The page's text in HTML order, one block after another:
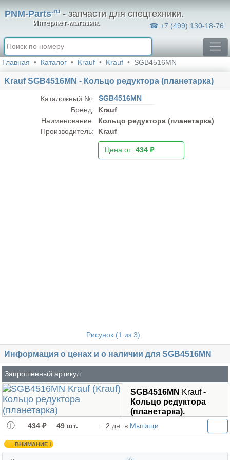
PNM-Parts.ru- запчасти для спецтехники.
Интернет-магазин. ☎ +7 (499) 130-18-76
Главная Каталог Krauf Krauf SGB4516MN
Krauf SGB4516MN - Кольцо редуктора (планетарка)
Каталожный №:
SGB4516MN
Бренд:
Krauf
Наименование:
Кольцо редуктора (планетарка)
Производитель:
Krauf
Цена от:434 ₽
Рисунок (1 из 3):
Информация о ценах и о наличии для SGB4516MN
Запрошенный артикул:
SGB4516MN Krauf-
Кольцо редуктора
(планетарка).
434 ₽ 49 шт. : 2 дн. в Мытищи
ВНИМАНИЕ !